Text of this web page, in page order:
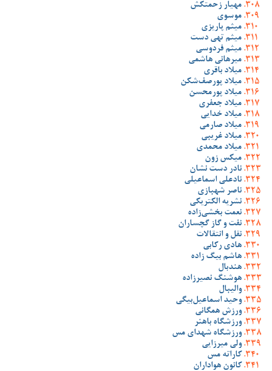
مهیار زحمتکش
موسوی
میثم پاریزی
میثم تهی دست
میثم فردوسی
میرهانی هاشمی
میلاد باقری
میلاد پورصف‌شکن
میلاد پورمحسن
میلاد جعفری
میلاد خدایی
میلاد صارمی
میلاد غریبی
میلاد محمدی
میکس زون
نادر دست نشان
نادعلی اسماعیلی
ناصر شهبازی
نشریه الکتریکی
نعمت بخشی‌زاده
نفت و گاز گچساران
نقل و انتقالات
هادی رکابی
هاشم بیگ زاده
هندبال
هوشنگ نصیرزاده
والیبال
وحید اسماعیل‌بیگی
ورزش همگانی
ورزشگاه باهنر
ورزشگاه شهدای مس
ولی میرزایی
کاراته مس
کانون هواداران